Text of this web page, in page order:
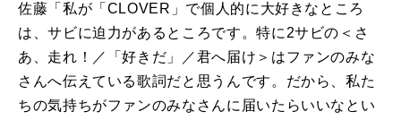
佐藤「私が「 CLOVER 」で個人的に大好きなところ
は、サビに迫力があるところです。特に2サビの＜さ
あ、走れ！／「好きだ」／君へ届け＞はファンのみな
さんへ伝えている歌詞だと思うんです。だから、私た
ちの気持ちがファンのみなさんに届いたらいいなとい